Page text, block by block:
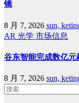
镜
8 月 7, 2026 sun,
AR 光学 市场信息
谷东智能完成数亿
8 月 7, 2026 sun,